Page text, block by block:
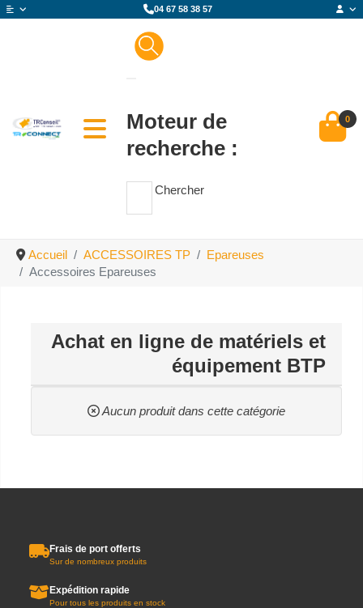
04 67 58 38 57
Moteur de
recherche :
Chercher
0
Accueil ACCESSOIRES TP
Epareuses
Accessoires Epareuses
Achat en ligne de matériels et
équipement BTP
Aucun produit dans cette catégorie
Frais de port offerts
Sur de nombreux produits
Expédition rapide
Pour tous les produits en stock